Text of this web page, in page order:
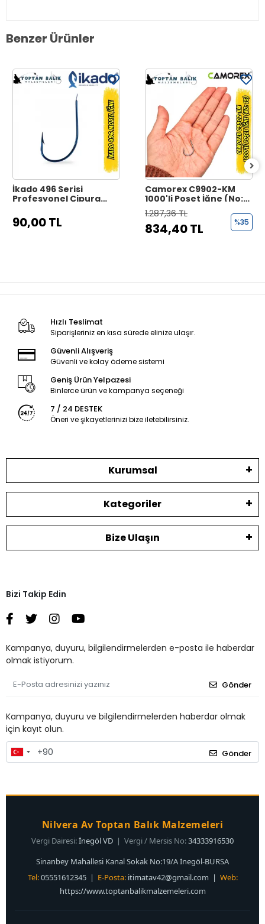
Benzer Ürünler
İkado 496 Serisi
Profesyonel Çipura
90,00 TL
Camorex C9902-KM
1000'li Poşet İğne (No:
15)
1.287,36 TL
834,40 TL %35
Hızlı Teslimat
Siparişleriniz en kısa sürede elinize ulaşır.
Güvenli Alışveriş
Güvenli ve kolay ödeme sistemi
Geniş Ürün Yelpazesi
Binlerce ürün ve kampanya seçeneği
7 / 24 DESTEK
Öneri ve şikayetlerinizi bize iletebilirsiniz.
Kurumsal
Kategoriler
Bize Ulaşın
Bizi Takip Edin
Kampanya, duyuru, bilgilendirmelerden e-posta ile haberdar
olmak istiyorum.
Gönder
Kampanya, duyuru ve bilgilendirmelerden haberdar olmak
için kayıt olun.
Gönder
Nilvera Av Toptan Balık Malzemeleri
Vergi Dairesi:İnegöl VD | Vergi / Mersis No:34333916530
Sinanbey Mahallesi Kanal Sokak No:19/A İnegöl-BURSA
Tel:05551612345 | E-Posta: itimatav42@gmail.com | Web:
https://www.toptanbalikmalzemeleri.com